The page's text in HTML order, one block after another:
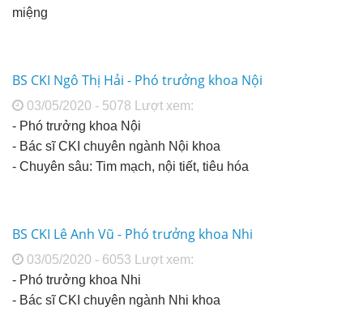
miệng
BS CKI Ngô Thị Hải - Phó trưởng khoa Nội
03/05/2020 - 5078 Lượt xem:
- Phó trưởng khoa Nội
- Bác sĩ CKI chuyên ngành Nội khoa
- Chuyên sâu: Tim mạch, nội tiết, tiêu hóa
BS CKI Lê Anh Vũ - Phó trưởng khoa Nhi
03/05/2020 - 6053 Lượt xem:
- Phó trưởng khoa Nhi
- Bác sĩ CKI chuyên ngành Nhi khoa